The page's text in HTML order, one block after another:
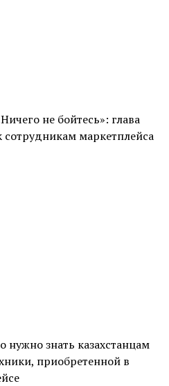
не бойтесь»: глава
сотрудникам маркетплейса
нужно знать казахстанцам
приобретенной в